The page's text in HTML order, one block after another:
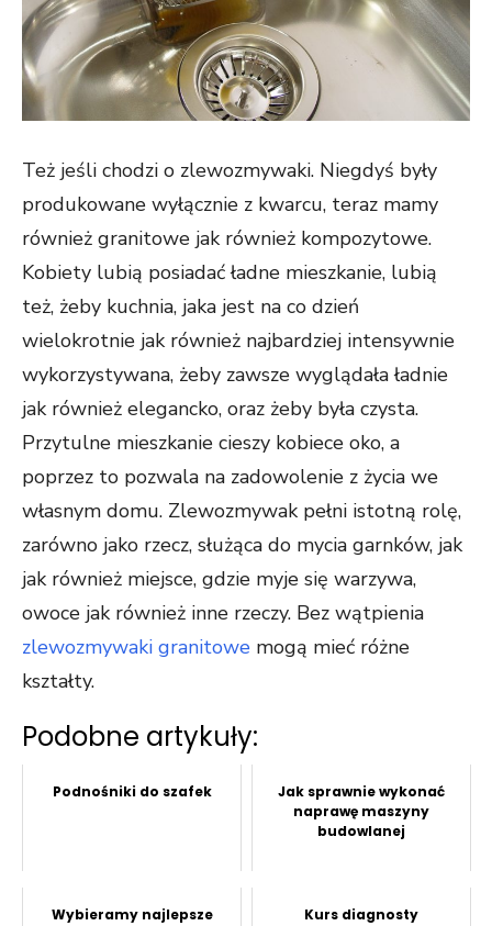
Też jeśli chodzi o zlewozmywaki. Niegdyś były
produkowane wyłącznie z kwarcu, teraz mamy
również granitowe jak również kompozytowe.
Kobiety lubią posiadać ładne mieszkanie, lubią
też, żeby kuchnia, jaka jest na co dzień
wielokrotnie jak również najbardziej intensywnie
wykorzystywana, żeby zawsze wyglądała ładnie
jak również elegancko, oraz żeby była czysta.
Przytulne mieszkanie cieszy kobiece oko, a
poprzez to pozwala na zadowolenie z życia we
własnym domu. Zlewozmywak pełni istotną rolę,
zarówno jako rzecz, służąca do mycia garnków, jak
jak również miejsce, gdzie myje się warzywa,
owoce jak również inne rzeczy. Bez wątpienia
zlewozmywaki granitowe mogą mieć różne
kształty.
Podobne artykuły:
Podnośniki do szafek
Jak sprawnie wykonać
naprawę maszyny
budowlanej
Wybieramy najlepsze
Kurs diagnosty